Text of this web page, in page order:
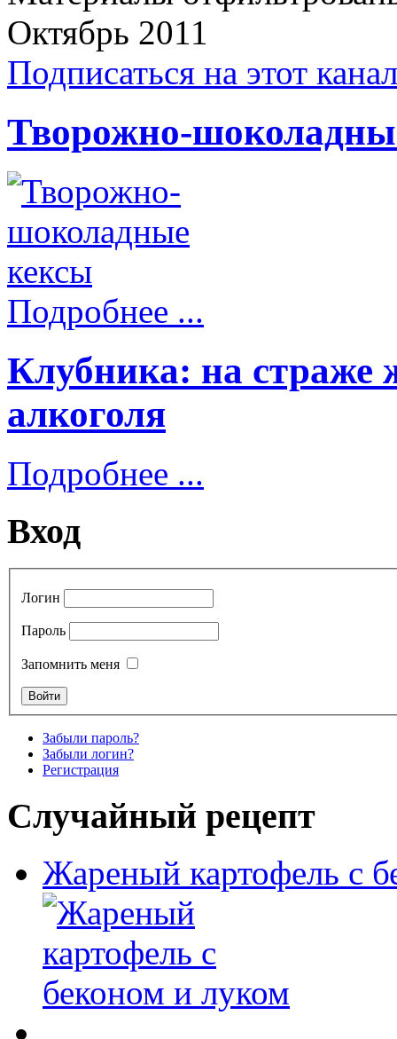
Октябрь 2011
Подписаться на этот
Творожно-
Подробнее ...
Клубника: на страже
алкоголя
Подробнее ...
Вход
Логин
Пароль
Запомнить меня
Забыли пароль?
Забыли логин?
Регистрация
Случайный рецепт
Жареный картофель с